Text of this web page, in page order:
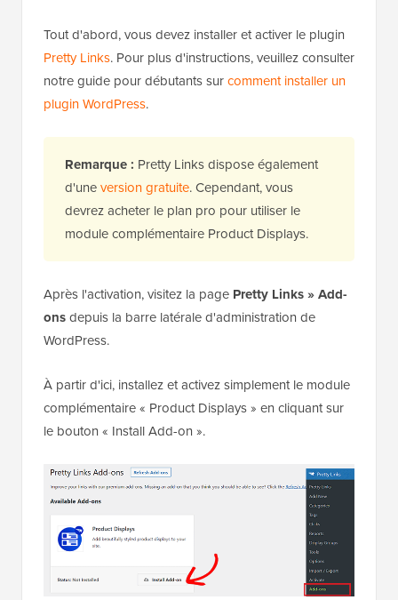
Tout d'abord, vous devez installer et activer le plugin
Pretty Links. Pour plus d'instructions, veuillez consulter
notre guide pour débutants surcomment installer un
plugin WordPress.
Remarque : Pretty Links dispose également
d'uneversion gratuite. Cependant, vous
devrez acheter le plan pro pour utiliser le
module complémentaire Product Displays.
Après l'activation, visitez la page Pretty Links » Add-
onsdepuis la barre latérale d'administration de
WordPress.
À partir d'ici, installez et activez simplement le module
complémentaire « Product Displays » en cliquant sur
le bouton « Install Add-on ».